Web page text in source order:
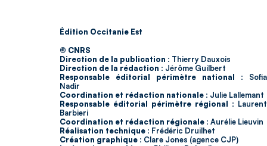
Édition Occitanie Est
© CNRS
Direction de la publication : Thierry Dauxois
Direction de la rédaction : Jérôme Guilbert
Responsable éditorial périmètre national : Sofia
Nadir
Coordination et rédaction nationale : Julie Lallemant
Responsable éditorial périmètre régional : Laurent
Barbieri
Coordination et rédaction régionale : Aurélie Lieuvin
Réalisation technique : Frédéric Druilhet
Création graphique : Clare Jones (agence CJP)